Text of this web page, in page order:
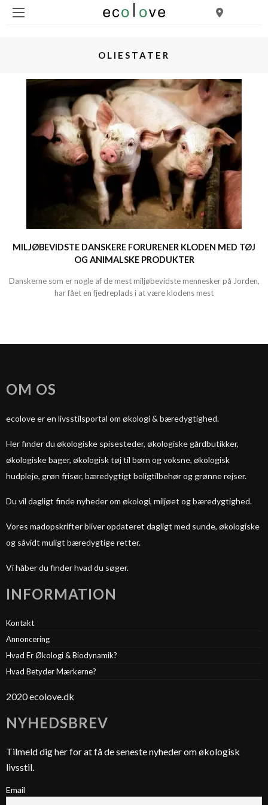
OLIESTATER
MILJØBEVIDSTE DANSKERE FORURENER KLODEN MED TØJ
OG ANIMALSKE PRODUKTER
Danskerne som er nogle af de mest miljøbevidste mennesker på Jorden,
har fået en fjedreplads i at være klodens mest
OM OS
ecolove er en livsstilsportal om økologi & bæredygtighed.
Her finder du økologiske spisesteder, økologiske gårdbutikker,
økologiske bager, økologisk tøj til børn og voksne, økologisk
hudpleje, grøn frisør, bæredygtigt boligtilbehør og grønne rejser.
Du vil dagligt finde nyheder om økologi, miljøet og bæredygtighed.
Vores madopskrifter bliver opdateret dagligt med sunde, økologiske
og såvidt muligt bæredygtige retter.
Vi håber du finder hvad du søger.
INFORMATION
Kontakt
Annoncering
Hvad Er Økologi & Biodynamik?
Hvad Betyder Mærkerne?
2020 ecolove.dk
NYHEDSBREV
Tilmeld dig her for at få de seneste nyheder om økologisk
livsstil.
Email